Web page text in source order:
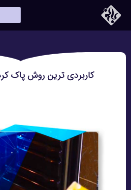
خانه/نظافت منزل کاربردی ترین
کاربردی ترین روش پاک